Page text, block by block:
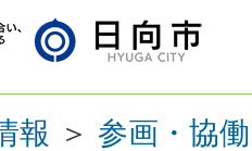
報 ＞ 参画・協